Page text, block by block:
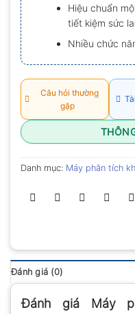
Hiệu chuẩn
tiết kiệm sức
Nhiều chức
Câu hỏi thường
gặp
Danh mục: Máy phân tích
Đánh giá (0)
Đánh giá Máy